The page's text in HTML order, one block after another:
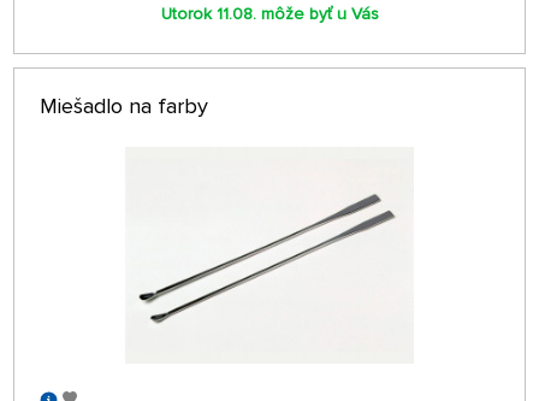
Utorok 11.08. môže byť u Vás
Miešadlo na farby